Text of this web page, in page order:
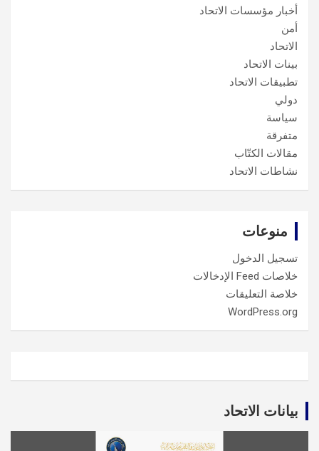
أخبار مؤسسات الاتحاد
أمن
الاتحاد
بينات الاتحاد
تطبيقات الاتحاد
دولي
سياسة
متفرقة
مقالات الكتّاب
نشاطات الاتحاد
منوعات
تسجيل الدخول
خلاصات Feed الإدخالات
خلاصة التعليقات
WordPress.org
بيانات الاتحاد